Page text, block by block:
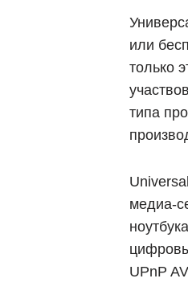
или
только
типа
медиа-
UPnP